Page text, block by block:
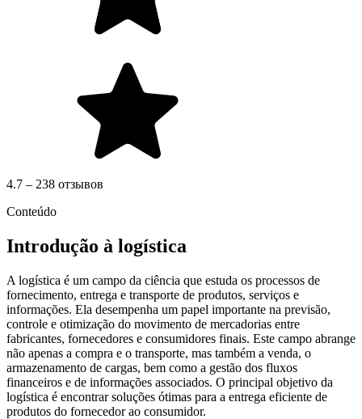
4.7 – 238 отзывов
Conteúdo
Introdução à logística
A logística é um campo da ciência que estuda os processos de
fornecimento, entrega e transporte de produtos, serviços e
informações. Ela desempenha um papel importante na previsão,
controle e otimização do movimento de mercadorias entre
fabricantes, fornecedores e consumidores finais. Este campo abrange
não apenas a compra e o transporte, mas também a venda, o
armazenamento de cargas, bem como a gestão dos fluxos
financeiros e de informações associados. O principal objetivo da
logística é encontrar soluções ótimas para a entrega eficiente de
produtos do fornecedor ao consumidor.